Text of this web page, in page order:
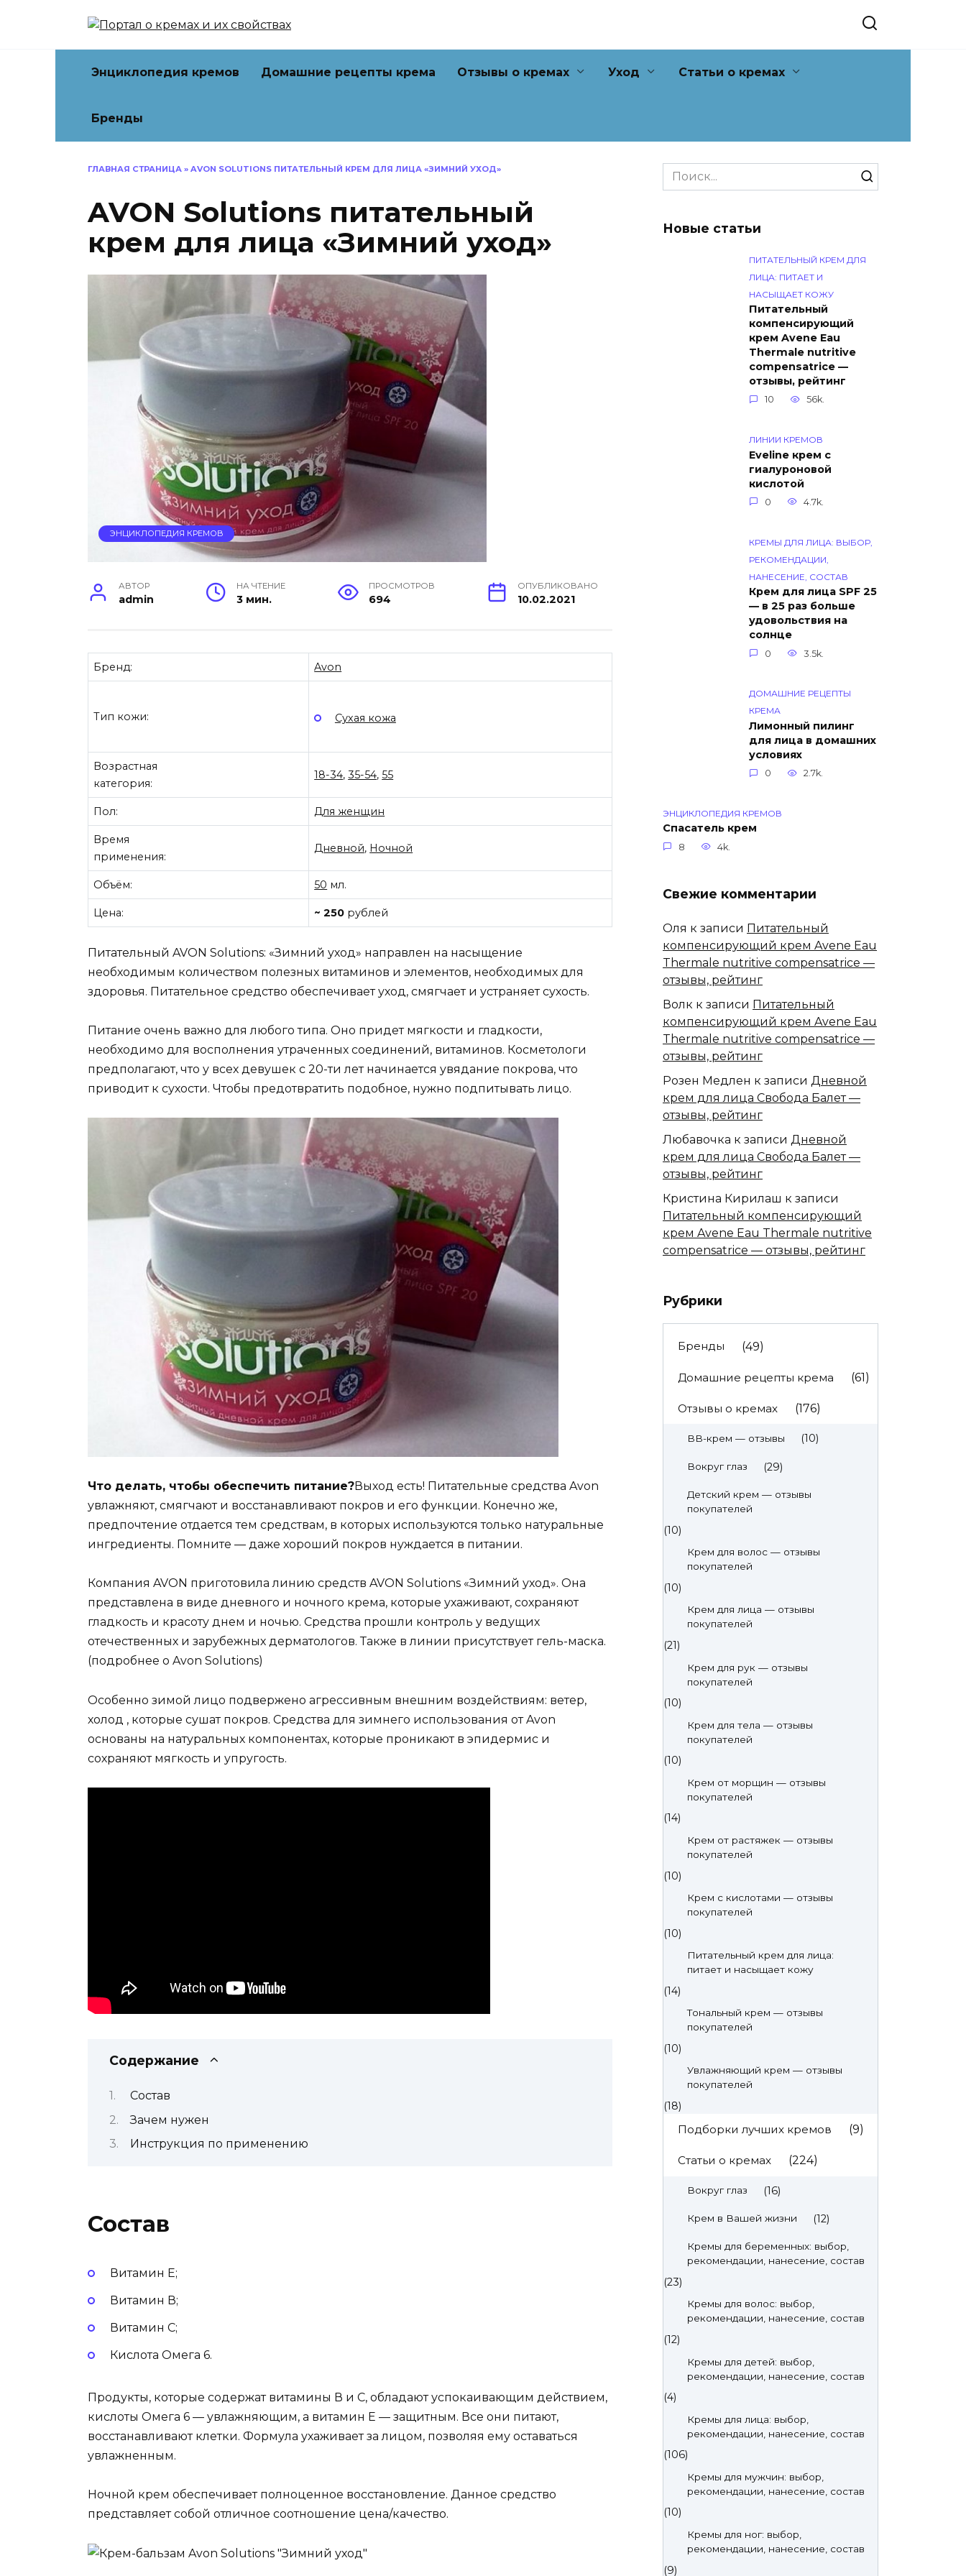
Энциклопедия кремов Домашние рецепты крема Отзывы о кремах Уход Статьи о кремах
Бренды
ГЛАВНАЯ СТРАНИЦА » AVON SOLUTIONS ПИТАТЕЛЬНЫЙ КРЕМ ДЛЯ ЛИЦА «ЗИМНИЙ УХОД»
AVON Solutions питательный
крем для лица «Зимний уход»
ЭНЦИКЛОПЕДИЯ КРЕМОВ
АВТОР
admin
НА ЧТЕНИЕ
3 мин.
ПРОСМОТРОВ
694
ОПУБЛИКОВАНО
10.02.2021
Бренд: Avon
Тип кожи: Сухая кожа
Возрастная
категория:
18-34,35-54,55
Пол: Для женщин
Время
применения:
Дневной, Ночной
Объём: 50 мл.
Цена: ~ 250 рублей
Питательный AVON Solutions: «Зимний уход» направлен на насыщение
необходимым количеством полезных витаминов и элементов, необходимых для
здоровья. Питательное средство обеспечивает уход, смягчает и устраняет сухость.
Питание очень важно для любого типа. Оно придет мягкости и гладкости,
необходимо для восполнения утраченных соединений, витаминов. Косметологи
предполагают, что у всех девушек с 20-ти лет начинается увядание покрова, что
приводит к сухости. Чтобы предотвратить подобное, нужно подпитывать лицо.
Что делать, чтобы обеспечить питание?Выход есть! Питательные средства Avon
увлажняют, смягчают и восстанавливают покров и его функции. Конечно же,
предпочтение отдается тем средствам, в которых используются только натуральные
ингредиенты. Помните — даже хороший покров нуждается в питании.
Компания AVON приготовила линию средств AVON Solutions «Зимний уход». Она
представлена в виде дневного и ночного крема, которые ухаживают, сохраняют
гладкость и красоту днем и ночью. Средства прошли контроль у ведущих
отечественных и зарубежных дерматологов. Также в линии присутствует гель-маска.
(подробнее о Avon Solutions)
Особенно зимой лицо подвержено агрессивным внешним воздействиям: ветер,
холод , которые сушат покров. Средства для зимнего использования от Avon
основаны на натуральных компонентах, которые проникают в эпидермис и
сохраняют мягкость и упругость.
Содержание
Состав
Зачем нужен
Инструкция по применению
Состав
Витамин Е;
Витамин В;
Витамин C;
Кислота Омега 6.
Продукты, которые содержат витамины В и C, обладают успокаивающим действием,
кислоты Омега 6 — увлажняющим, а витамин E — защитным. Все они питают,
восстанавливают клетки. Формула ухаживает за лицом, позволяя ему оставаться
увлажненным.
Ночной крем обеспечивает полноценное восстановление. Данное средство
представляет собой отличное соотношение цена/качество.
Search
for:
Новые статьи
ПИТАТЕЛЬНЫЙ КРЕМ ДЛЯ
ЛИЦА: ПИТАЕТ И
НАСЫЩАЕТ КОЖУ
Питательный
компенсирующий
крем Avene Eau
Thermale nutritive
compensatrice —
отзывы, рейтинг
10 56k.
ЛИНИИ КРЕМОВ
Eveline крем с
гиалуроновой
кислотой
0 4.7k.
КРЕМЫ ДЛЯ ЛИЦА: ВЫБОР,
РЕКОМЕНДАЦИИ,
НАНЕСЕНИЕ, СОСТАВ
Крем для лица SPF 25
— в 25 раз больше
удовольствия на
солнце
0 3.5k.
ДОМАШНИЕ РЕЦЕПТЫ
КРЕМА
Лимонный пилинг
для лица в домашних
условиях
0 2.7k.
ЭНЦИКЛОПЕДИЯ КРЕМОВ
Спасатель крем
8 4k.
Свежие комментарии
Оля к записи Питательный
компенсирующий крем Avene Eau
Thermale nutritive compensatrice —
отзывы, рейтинг
Волк к записи Питательный
компенсирующий крем Avene Eau
Thermale nutritive compensatrice —
отзывы, рейтинг
Розен Медлен к записи Дневной
крем для лица Свобода Балет —
отзывы, рейтинг
Любавочка к записи Дневной
крем для лица Свобода Балет —
отзывы, рейтинг
Кристина Кирилаш к записи
Питательный компенсирующий
крем Avene Eau Thermale nutritive
compensatrice — отзывы, рейтинг
Рубрики
Бренды (49)
Домашние рецепты крема (61)
Отзывы о кремах (176)
BB-крем — отзывы (10)
Вокруг глаз (29)
Детский крем — отзывы
покупателей
(10)
Крем для волос — отзывы
покупателей
(10)
Крем для лица — отзывы
покупателей
(21)
Крем для рук — отзывы
покупателей
(10)
Крем для тела — отзывы
покупателей
(10)
Крем от морщин — отзывы
покупателей
(14)
Крем от растяжек — отзывы
покупателей
(10)
Крем с кислотами — отзывы
покупателей
(10)
Питательный крем для лица:
питает и насыщает кожу
(14)
Тональный крем — отзывы
покупателей
(10)
Увлажняющий крем — отзывы
покупателей
(18)
Подборки лучших кремов (9)
Статьи о кремах (224)
Вокруг глаз (16)
Крем в Вашей жизни (12)
Кремы для беременных: выбор,
рекомендации, нанесение, состав
(23)
Кремы для волос: выбор,
рекомендации, нанесение, состав
(12)
Кремы для детей: выбор,
рекомендации, нанесение, состав
(4)
Кремы для лица: выбор,
рекомендации, нанесение, состав
(106)
Кремы для мужчин: выбор,
рекомендации, нанесение, состав
(10)
Кремы для ног: выбор,
рекомендации, нанесение, состав
(9)